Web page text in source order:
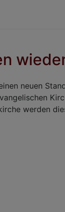
neuen
werden